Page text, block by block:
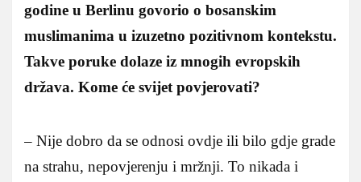
godine u Berlinu govorio o bosanskim
muslimanima u izuzetno pozitivnom kontekstu.
Takve poruke dolaze iz mnogih evropskih
država. Kome će svijet povjerovati?
– Nije dobro da se odnosi ovdje ili bilo gdje grade
na strahu, nepovjerenju i mržnji. To nikada i